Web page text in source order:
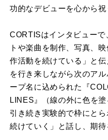
功的なデビューを心から祝
CORTISはインタビュー
トや楽曲を制作、写真、
作活動を続けている」と
を行き来しながら次のア
ープ名に込められた『
LINES』（線の外に色を
引き続き実験的で枠にと
続けていく」と話し、期待